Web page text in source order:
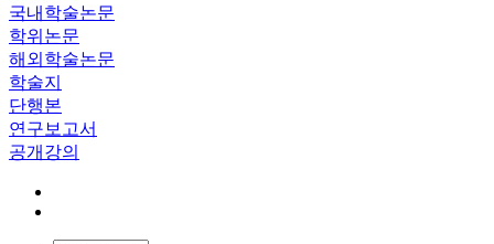
국내학술논문
학위논문
해외학술논문
학술지
단행본
연구보고서
공개강의